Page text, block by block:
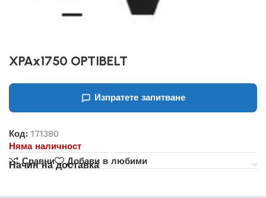
XPAx1750 OPTIBELT
Изпратете запитване
Код:171380
Няма наличност
Сравни
Добави в любими
Начин на доставка